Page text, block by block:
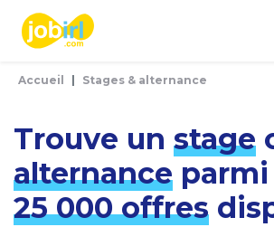
Accueil Stages & alternance
Trouve un stage
alternance parmi
25 000 offres
Panneau de gestion des cookies